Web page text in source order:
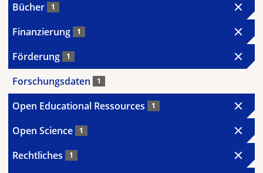
Bücher 1
Finanzierung 1
Förderung 1
Forschungsdaten 1
Open Educational Ressources 1
Open Science 1
Rechtliches 1